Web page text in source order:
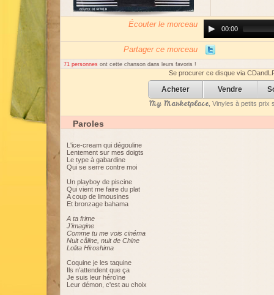
Écouter le morceau
Player00:00
Partager ce morceau
71 personnes ont cette chanson dans leurs favoris !
Se procurer ce disque via
Acheter Vendre
My Marketplace, Vinyles à petits prix
Paroles
L'ice-cream qui dégouline
Lentement sur mes doigts
Le type à gabardine
Qui se serre contre moi
Un playboy de piscine
Qui vient me faire du plat
A coup de limousines
Et bronzage bahama
A ta frime
J'imagine
Comme tu me vois cinéma
Nuit câline, nuit de Chine
Lolita Hiroshima
Coquine je les taquine
Ils n'attendent que ça
Je suis leur héroïne
Leur démon, c'est au choix